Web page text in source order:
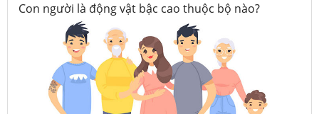
Con người là động vật bậc cao thuộc bộ nào?